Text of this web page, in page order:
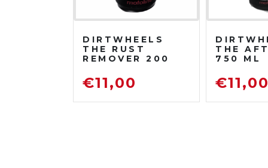
DIRTWHEELS
THE RUST
REMOVER 200
DISOSSIDANTE
RIMUOVI
€11,00
THE
750 ML
€11,00